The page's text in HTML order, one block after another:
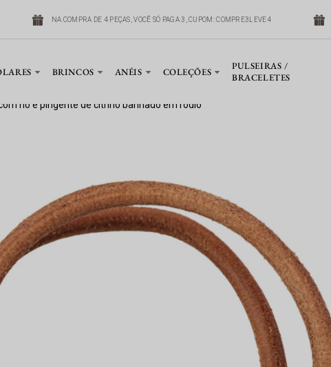
NA COMPRA DE 4 PEÇAS, VOCÊ SÓ PAGA 3, CUPOM: COMPRE3LEVE4
BRINCOS ANÉIS COLEÇÕES
PULSEIRAS /
BRACELETES
nó e pingente de citrino banhado em ródio